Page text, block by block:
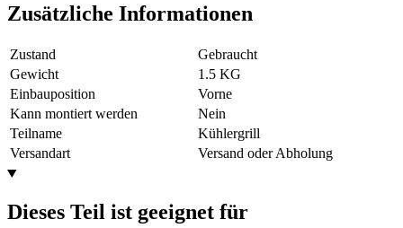
Zusätzliche Informationen
Zustand
Gebraucht
Gewicht
1.5 KG
Einbauposition
Vorne
Kann montiert werden
Nein
Teilname
Kühlergrill
Versandart
Versand oder Abholung
Dieses Teil ist geeignet für